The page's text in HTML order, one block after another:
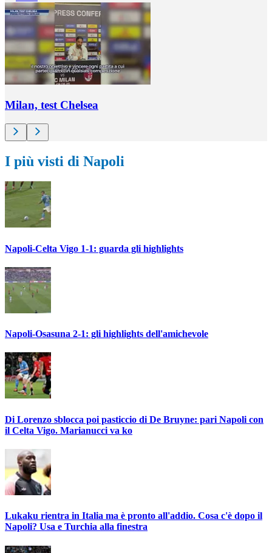
Milan, test Chelsea
I più visti di Napoli
Napoli-Celta Vigo 1-1: guarda gli highlights
Napoli-Osasuna 2-1: gli highlights dell'amichevole
Di Lorenzo sblocca poi pasticcio di De Bruyne: pari Napoli con
il Celta Vigo. Marianucci va ko
Lukaku rientra in Italia ma è pronto all'addio. Cosa c'è dopo il
Napoli? Usa e Turchia alla finestra